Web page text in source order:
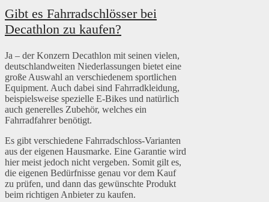
Gibt es Fahrradschlösser bei
Decathlon zu kaufen?
Ja – der Konzern Decathlon mit seinen vielen,
deutschlandweiten Niederlassungen bietet eine
große Auswahl an verschiedenem sportlichen
Equipment. Auch dabei sind Fahrradkleidung,
beispielsweise spezielle E-Bikes und natürlich
auch generelles Zubehör, welches ein
Fahrradfahrer benötigt.
Es gibt verschiedene Fahrradschloss-Varianten
aus der eigenen Hausmarke. Eine Garantie wird
hier meist jedoch nicht vergeben. Somit gilt es,
die eigenen Bedürfnisse genau vor dem Kauf
zu prüfen, und dann das gewünschte Produkt
beim richtigen Anbieter zu kaufen.